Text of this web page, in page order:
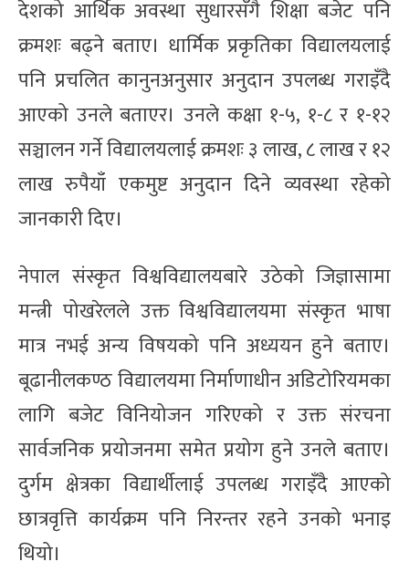
देशको आर्थिक अवस्था सुधारसँगै शिक्षा बजेट पनि
क्रमशः बढ्ने बताए। धार्मिक प्रकृतिका विद्यालयलाई
पनि प्रचलित कानुनअनुसार अनुदान उपलब्ध गराइँदै
आएको उनले बताएर। उनले कक्षा १-५, १-८ र १-१२
सञ्चालन गर्ने विद्यालयलाई क्रमशः ३ लाख, ८ लाख र १२
लाख रुपैयाँ एकमुष्ट अनुदान दिने व्यवस्था रहेको
जानकारी दिए।
नेपाल संस्कृत विश्वविद्यालयबारे उठेको जिज्ञासामा
मन्त्री पोखरेलले उक्त विश्वविद्यालयमा संस्कृत भाषा
मात्र नभई अन्य विषयको पनि अध्ययन हुने बताए।
बूढानीलकण्ठ विद्यालयमा निर्माणाधीन अडिटोरियमका
लागि बजेट विनियोजन गरिएको र उक्त संरचना
सार्वजनिक प्रयोजनमा समेत प्रयोग हुने उनले बताए।
दुर्गम क्षेत्रका विद्यार्थीलाई उपलब्ध गराइँदै आएको
छात्रवृत्ति कार्यक्रम पनि निरन्तर रहने उनको भनाइ
थियो।